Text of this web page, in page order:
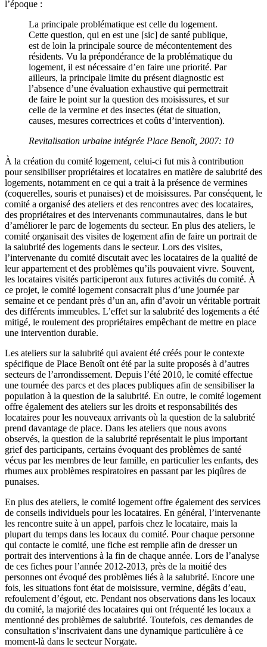
l’époque :
La principale problématique est celle du logement.
Cette question, qui en est une [sic] de santé publique,
est de loin la principale source de mécontentement des
résidents. Vu la prépondérance de la problématique du
logement, il est nécessaire d’en faire une priorité. Par
ailleurs, la principale limite du présent diagnostic est
l’absence d’une évaluation exhaustive qui permettrait
de faire le point sur la question des moisissures, et sur
celle de la vermine et des insectes (état de situation,
causes, mesures correctrices et coûts d’intervention).
Revitalisation urbaine intégrée Place Benoît, 2007: 10
À la création du comité logement, celui-ci fut mis à contribution
pour sensibiliser propriétaires et locataires en matière de salubrité des
logements, notamment en ce qui a trait à la présence de vermines
(coquerelles, souris et punaises) et de moisissures. Par conséquent, le
comité a organisé des ateliers et des rencontres avec des locataires,
des propriétaires et des intervenants communautaires, dans le but
d’améliorer le parc de logements du secteur. En plus des ateliers, le
comité organisait des visites de logement afin de faire un portrait de
la salubrité des logements dans le secteur. Lors des visites,
l’intervenante du comité discutait avec les locataires de la qualité de
leur appartement et des problèmes qu’ils pouvaient vivre. Souvent,
les locataires visités participeront aux futures activités du comité. À
ce projet, le comité logement consacrait plus d’une journée par
semaine et ce pendant près d’un an, afin d’avoir un véritable portrait
des différents immeubles. L’effet sur la salubrité des logements a été
mitigé, le roulement des propriétaires empêchant de mettre en place
une intervention durable.
Les ateliers sur la salubrité qui avaient été créés pour le contexte
spécifique de Place Benoît ont été par la suite proposés à d’autres
secteurs de l’arrondissement. Depuis l’été 2010, le comité effectue
une tournée des parcs et des places publiques afin de sensibiliser la
population à la question de la salubrité. En outre, le comité logement
offre également des ateliers sur les droits et responsabilités des
locataires pour les nouveaux arrivants où la question de la salubrité
prend davantage de place. Dans les ateliers que nous avons
observés, la question de la salubrité représentait le plus important
grief des participants, certains évoquant des problèmes de santé
vécus par les membres de leur famille, en particulier les enfants, des
rhumes aux problèmes respiratoires en passant par les piqûres de
punaises.
En plus des ateliers, le comité logement offre également des services
de conseils individuels pour les locataires. En général, l’intervenante
les rencontre suite à un appel, parfois chez le locataire, mais la
plupart du temps dans les locaux du comité. Pour chaque personne
qui contacte le comité, une fiche est remplie afin de dresser un
portrait des interventions à la fin de chaque année. Lors de l’analyse
de ces fiches pour l’année 2012-2013, près de la moitié des
personnes ont évoqué des problèmes liés à la salubrité. Encore une
fois, les situations font état de moisissure, vermine, dégâts d’eau,
refoulement d’égout, etc. Pendant nos observations dans les locaux
du comité, la majorité des locataires qui ont fréquenté les locaux a
mentionné des problèmes de salubrité. Toutefois, ces demandes de
consultation s’inscrivaient dans une dynamique particulière à ce
moment-là dans le secteur Norgate.